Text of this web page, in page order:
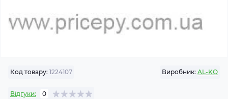
Код товару: 1224107 Виробник: AL-KO
Відгуки: 0